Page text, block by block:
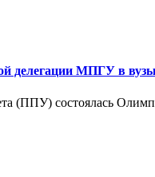
делегации МПГУ в
(ППУ) состоялась